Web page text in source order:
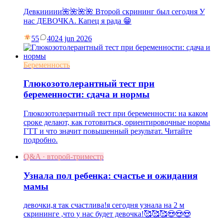
Девкиииии🌺🌺🌺🌺 Второй скрининг был сегодня У
нас ДЕВОЧКА. Капец я рада 😁
55 4024 jun 2026
Беременность
Глюкозотолерантный тест при
беременности: сдача и нормы
Глюкозотолерантный тест при беременности: на каком
сроке делают, как готовиться, ориентировочные нормы
ГТТ и что значит повышенный результат. Читайте
подробно.
Q&A · второй-триместр
Узнала пол ребенка: счастье и ожидания
мамы
девочки,я так счастлива!я сегодня узнала на 2 м
скрининге ,что у нас будет девочка!🥰🥰🥰😍😍😍